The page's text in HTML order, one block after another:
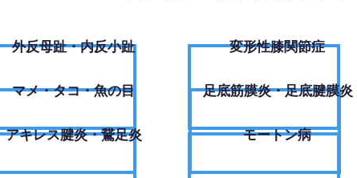
外反母趾・内反小趾
​マメ・タコ・魚の目
アキレス腱炎・鵞足炎
変形性膝関節症
足底筋膜炎・足底腱膜炎
モートン病